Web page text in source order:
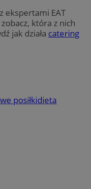
ekspertami EAT
która z nich
jak działa catering
posiłkidieta